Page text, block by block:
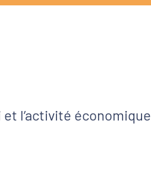
l’activité économique